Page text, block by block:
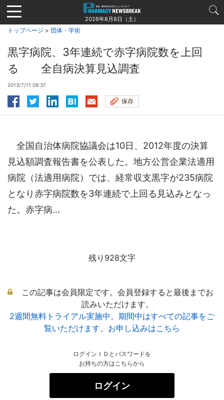
Jump
to
navigation
2026年8月8日（土）
トップページ > 団体・学術
黒字病院、3年連続で赤字病院数を上回
る 全自病決算見込調査
2013/7/11 08:37
保存
全国自治体病院協議会は10日、2012年度の決算
見込額調査報告書を公表した。地方公営企業法適用
病院（法適用病院）では、経常収支黒字が235病院
となり赤字病院数を3年連続で上回る見込みとなっ
た。赤字病...
残り928文字
この記事は会員限定です。会員登録すると最後までお
読みいただけます。
2週間無料トライアル実施中。期間中はすべての記事をご
覧いただけます。お申し込みはこちら
ログインＩＤとパスワードを
お持ちの方はこちらから
ログイン